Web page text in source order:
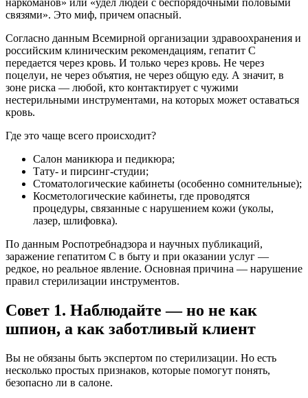
наркоманов» или «удел людей с беспорядочными половыми
связями». Это миф, причем опасный.
Согласно данным Всемирной организации здравоохранения и
российским клиническим рекомендациям, гепатит С
передается через кровь. И только через кровь. Не через
поцелуи, не через объятия, не через общую еду. А значит, в
зоне риска — любой, кто контактирует с чужими
нестерильными инструментами, на которых может оставаться
кровь.
Где это чаще всего происходит?
Салон маникюра и педикюра;
Тату- и пирсинг-студии;
Стоматологические кабинеты (особенно сомнительные);
Косметологические кабинеты, где проводятся
процедуры, связанные с нарушением кожи (уколы,
лазер, шлифовка).
По данным Роспотребнадзора и научных публикаций,
заражение гепатитом С в быту и при оказании услуг —
редкое, но реальное явление. Основная причина — нарушение
правил стерилизации инструментов.
Совет 1. Наблюдайте — но не как
шпион, а как заботливый клиент
Вы не обязаны быть экспертом по стерилизации. Но есть
несколько простых признаков, которые помогут понять,
безопасно ли в салоне.